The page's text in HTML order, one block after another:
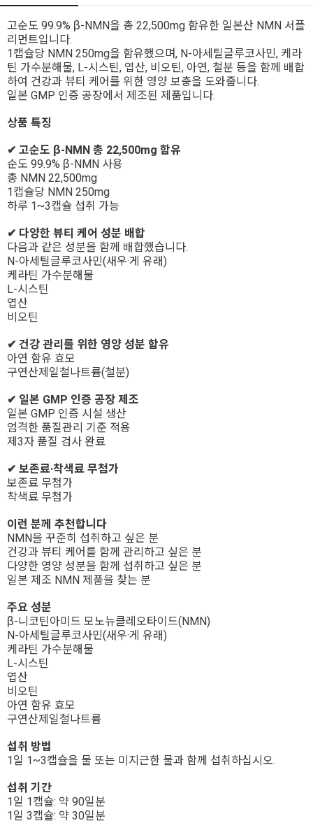
고순도 99.9% β-NMN을 총 22,500mg 함유한 일본산 NMN 서플
리먼트입니다.
1캡슐당 NMN 250mg을 함유했으며, N-아세틸글루코사민, 케라
틴 가수분해물, L-시스틴, 엽산, 비오틴, 아연, 철분 등을 함께 배합
하여 건강과 뷰티 케어를 위한 영양 보충을 도와줍니다.
일본 GMP 인증 공장에서 제조된 제품입니다.
상품 특징
✔ 고순도 β-NMN 총 22,500mg 함유
순도 99.9% β-NMN 사용
총 NMN 22,500mg
1캡슐당 NMN 250mg
하루 1~3캡슐 섭취 가능
✔ 다양한 뷰티 케어 성분 배합
다음과 같은 성분을 함께 배합했습니다.
N-아세틸글루코사민(새우·게 유래)
케라틴 가수분해물
L-시스틴
엽산
비오틴
✔ 건강 관리를 위한 영양 성분 함유
아연 함유 효모
구연산제일철나트륨(철분)
✔ 일본 GMP 인증 공장 제조
일본 GMP 인증 시설 생산
엄격한 품질관리 기준 적용
제3자 품질 검사 완료
✔ 보존료·착색료 무첨가
보존료 무첨가
착색료 무첨가
이런 분께 추천합니다
NMN을 꾸준히 섭취하고 싶은 분
건강과 뷰티 케어를 함께 관리하고 싶은 분
다양한 영양 성분을 함께 섭취하고 싶은 분
일본 제조 NMN 제품을 찾는 분
주요 성분
β-니코틴아미드 모노뉴클레오타이드(NMN)
N-아세틸글루코사민(새우·게 유래)
케라틴 가수분해물
L-시스틴
엽산
비오틴
아연 함유 효모
구연산제일철나트륨
섭취 방법
1일 1~3캡슐을 물 또는 미지근한 물과 함께 섭취하십시오.
섭취 기간
1일 1캡슐: 약 90일분
1일 3캡슐: 약 30일분